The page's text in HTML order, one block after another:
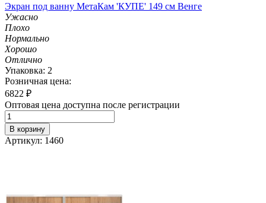
Экран под ванну МетаКам 'КУПЕ' 149 см Венге
Ужасно
Плохо
Нормально
Хорошо
Отлично
Упаковка: 2
Розничная цена:
6822 ₽
Оптовая цена доступна после регистрации
В корзину
Артикул: 1460